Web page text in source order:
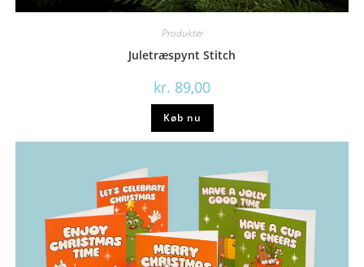
Produkter
Juletræspynt Stitch
kr. 89,00
Køb nu